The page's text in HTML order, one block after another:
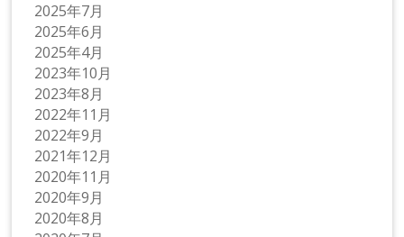
2025年7月
2025年6月
2025年4月
2023年10月
2023年8月
2022年11月
2022年9月
2021年12月
2020年11月
2020年9月
2020年8月